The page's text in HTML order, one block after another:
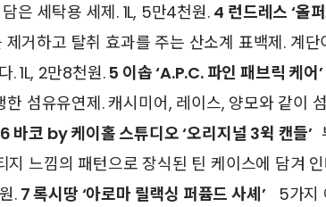
은 세탁용 세제. 1L, 5만4천원. 4 런드레스 ‘올
거하고 탈취 효과를 주는 산소계 표백제. 계단
. 1L, 2만8천원.5 이솝 ‘A.P.C. 파인 패브릭 케어’
한 섬유유연제. 캐시미어, 레이스, 양모와 같이
6 바코 by 케이홀 스튜디오 ‘오리지널 3윅 캔들’
지 느낌의 패턴으로 장식된 틴 케이스에 담겨
.7 록시땅 ‘아로마 릴랙싱 퍼퓸드 사셰’5가지